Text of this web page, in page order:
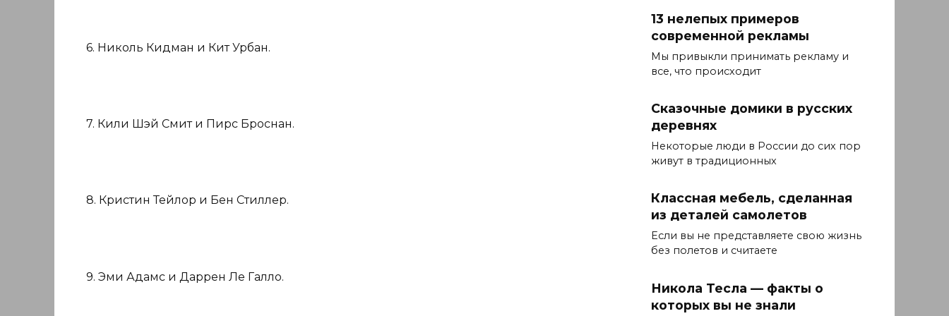
6. Николь Кидман и Кит Урбан.
7. Кили Шэй Смит и Пирс Броснан.
8. Кристин Тейлор и Бен Стиллер.
9. Эми Адамс и Даррен Ле Галло.
13 нелепых примеров
современной рекламы
Мы привыкли принимать рекламу и
все, что происходит
Сказочные домики в русских
деревнях
Некоторые люди в России до сих пор
живут в традиционных
Классная мебель, сделанная
из деталей самолетов
Если вы не представляете свою жизнь
без полетов и считаете
Никола Тесла — факты о
которых вы не знали